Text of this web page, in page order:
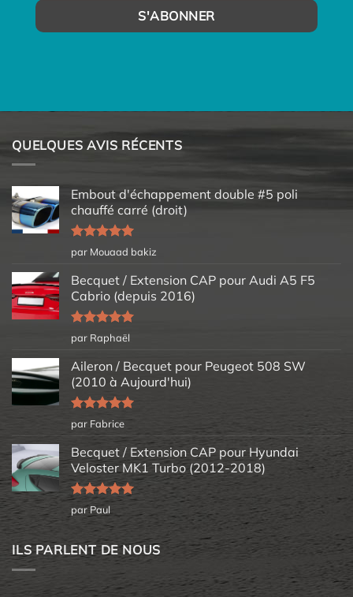
QUELQUES AVIS RÉCENTS
Embout d'échappement double #5 poli
chauffé carré (droit)
Note5sur
5
par Mouaad bakiz
Becquet / Extension CAP pour Audi A5 F5
Cabrio (depuis 2016)
Note5sur
5
par Raphaël
Aileron / Becquet pour Peugeot 508 SW
(2010 à Aujourd'hui)
Note5sur
5
par Fabrice
Becquet / Extension CAP pour Hyundai
Veloster MK1 Turbo (2012-2018)
Note5sur
5
par Paul
ILS PARLENT DE NOUS